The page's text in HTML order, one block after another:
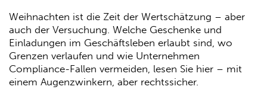
Weihnachten ist die Zeit der Wertschätzung – aber
auch der Versuchung. Welche Geschenke und
Einladungen im Geschäftsleben erlaubt sind, wo
Grenzen verlaufen und wie Unternehmen
Compliance-Fallen vermeiden, lesen Sie hier – mit
einem Augenzwinkern, aber rechtssicher.